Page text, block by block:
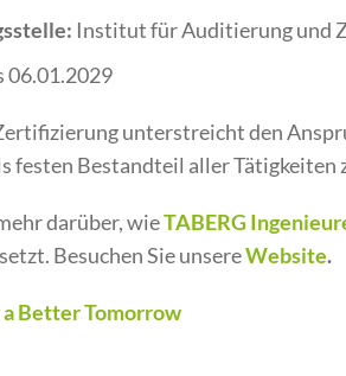
Institut für Auditierung und
06.01.2029
unterstreicht den
festen Bestandteil aller Tätigkeiten
darüber, wieTABERG
Besuchen Sie unsereWebsite.
a Better Tomorrow